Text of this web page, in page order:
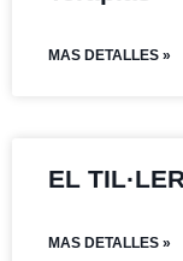
MAS DETALLES »
EL
MAS DETALLES »